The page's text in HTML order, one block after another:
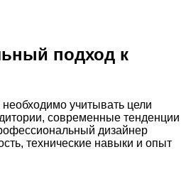
подход к
учитывать цели
современные тенденции
дизайнер
технические навыки и опыт